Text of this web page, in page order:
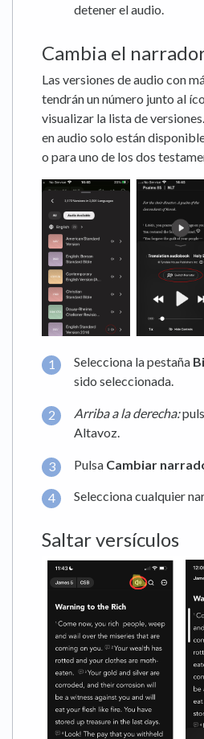
detener el audio.
Cambia el
Las versiones de audio con
tendrán un número junto al
visualizar la lista de
en audio solo están
o para uno de los dos
Selecciona la pestaña
sido seleccionada.
Arriba a la derecha:
Altavoz.
Pulsa Cambiar
Selecciona cualquier
Saltar versículos